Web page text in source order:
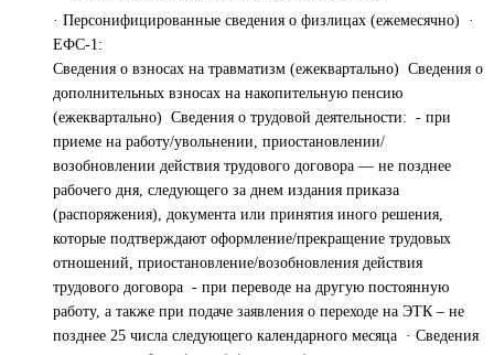
· Персонифицированные сведения о физлицах (ежемесячно) ·
ЕФС-1:
Сведения о взносах на травматизм (ежеквартально) Сведения о
дополнительных взносах на накопительную пенсию
(ежеквартально) Сведения о трудовой деятельности: - при
приеме на работу/увольнении, приостановлении/
возобновлении действия трудового договора — не позднее
рабочего дня, следующего за днем издания приказа
(распоряжения), документа или принятия иного решения,
которые подтверждают оформление/прекращение трудовых
отношений, приостановление/возобновления действия
трудового договора - при переводе на другую постоянную
работу, а также при подаче заявления о переходе на ЭТК – не
позднее 25 числа следующего календарного месяца · Сведения